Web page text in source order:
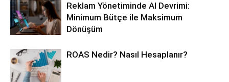
Reklam Yönetiminde AI Devrimi:
Minimum Bütçe ile Maksimum
Dönüşüm
ROAS Nedir? Nasıl Hesaplanır?